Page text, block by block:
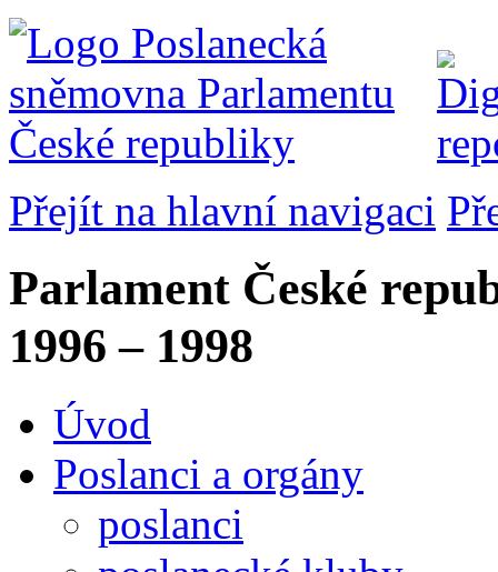
Přejít na hlavní navigaci
Parlament České
1996 – 1998
Úvod
Poslanci a orgány
poslanci